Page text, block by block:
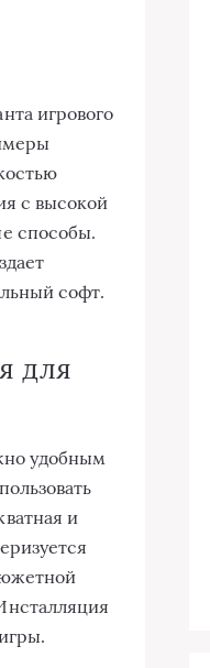
игрового
с высокой
способы.
софт.
для
удобным
и